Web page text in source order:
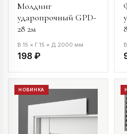
Молдинг
ударопрочный GPD-
28 2м
В 15 × Г 15 × Д 2000 мм
198 ₽
НОВИНКА